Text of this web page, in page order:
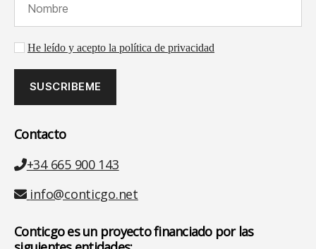
Aceptación de la política de privacidad
He leído y acepto la política de privacidad
Contacto
Teléfono
+34 665 900 143
Email
info@conticgo.net
Conticgo es un proyecto financiado por las